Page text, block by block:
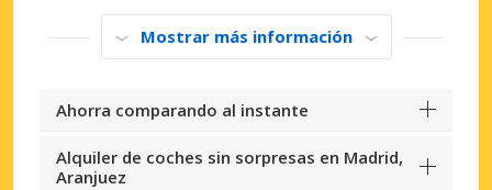
Mostrar más información
Ahorra comparando al instante
Alquiler de coches sin sorpresas en Madrid,
Aranjuez